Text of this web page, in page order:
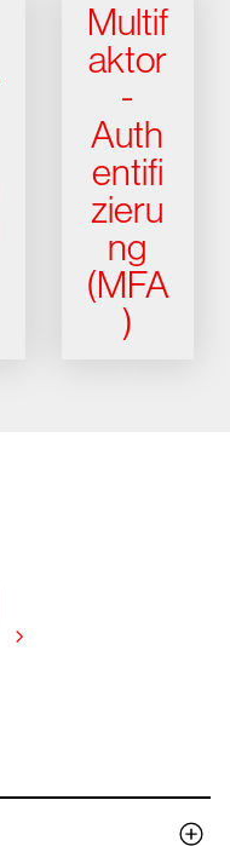
Multif
aktor
-
Auth
entifi
zieru
ng
(MFA
)